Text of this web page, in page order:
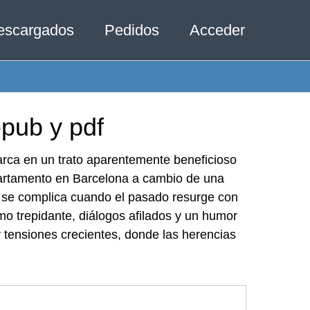
Pedidos Acceder
y pdf
en un trato aparentemente beneficioso
en Barcelona a cambio de una
complica cuando el pasado resurge con
trepidante, diálogos afilados y un humor
crecientes, donde las herencias